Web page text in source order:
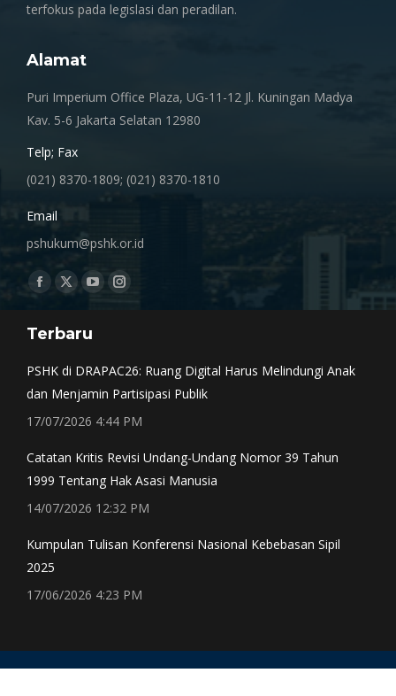
terfokus pada legislasi dan peradilan.
Alamat
Puri Imperium Office Plaza, UG-11-12 Jl. Kuningan Madya
Kav. 5-6 Jakarta Selatan 12980
Telp; Fax
(021) 8370-1809; (021) 8370-1810
Email
pshukum@pshk.or.id
Find us on:
Facebook
opens
window
X
opens
window
YouTube
opens
Instagram
window
Terbaru
PSHK di DRAPAC26: Ruang Digital Harus Melindungi Anak
dan Menjamin Partisipasi Publik
17/07/2026 4:44 PM
Catatan Kritis Revisi Undang-Undang Nomor 39 Tahun
1999 Tentang Hak Asasi Manusia
14/07/2026 12:32 PM
Kumpulan Tulisan Konferensi Nasional Kebebasan Sipil
2025
17/06/2026 4:23 PM